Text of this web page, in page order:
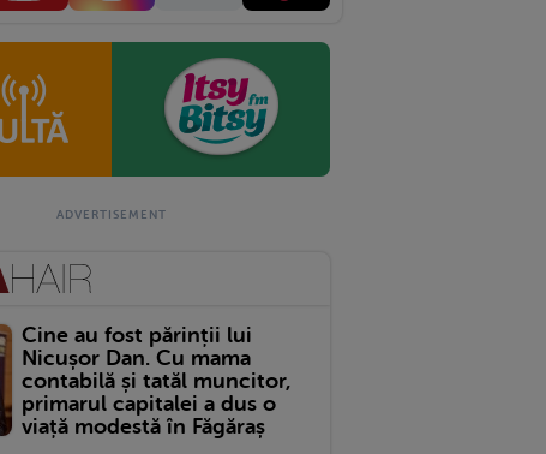
Cine au fost părinții lui
Nicușor Dan. Cu mama
contabilă și tatăl muncitor,
primarul capitalei a dus o
viață modestă în Făgăraș